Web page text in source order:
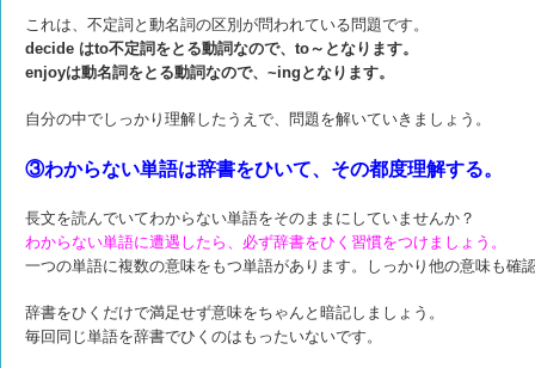
これは、不定詞と動名詞の区別が問われている問題です。
decide はto不定詞をとる動詞なので、to～ となります。
enjoyは動名詞をとる動詞なので、~ingとなります。
自分の中でしっかり理解したうえで、問題を解いていきましょう。
③わからない単語は辞書をひいて、その都度理解する。
長文を読んでいてわからない単語をそのままにしていませんか？
わからない単語に遭遇したら、必ず辞書をひく習慣をつけましょう。
一つの単語に複数の意味をもつ単語があります。
しっかり他の意味も確
辞書をひくだけで満足せず意味をちゃんと暗記しましょう。
毎回同じ単語を辞書でひくのはもったいないです。